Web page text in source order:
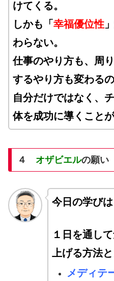
けてくる。
しかも「 幸福優位性
わらない。
仕事のやり方も、周
するやり方も変わるの
自分だけではなく、
体を成功に導くことが
４ オザビエルの願い
今日の学びは
１日を通し
上げる方法と
メディテ